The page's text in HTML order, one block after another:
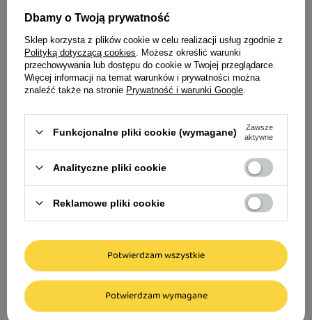
Game Dog Flora Protect
produkt wspierający układ
pokarmowy dla psa 60
kapsułek
96,99 zł
Game Dog Barfer Rose Hip
Dzika róża suplement diety
dla psa 300 g
31,99 zł
106,63 zł / kg
Dbamy o Twoją prywatność
Sklep korzysta z plików cookie w celu realizacji usług zgodnie z
Polityką dotyczącą cookies . Możesz określić warunki
przechowywania lub dostępu do cookie w Twojej przeglądarce.
Więcej informacji na temat warunków i prywatności można
znaleźć także na stronie Prywatność i warunki Google
Funkcjonalne pliki cookie (wymagane)
Zawsze
aktywne
Analityczne pliki cookie
Reklamowe pliki cookie
Potwierdzam wymagane
Potwierdzam wszystkie